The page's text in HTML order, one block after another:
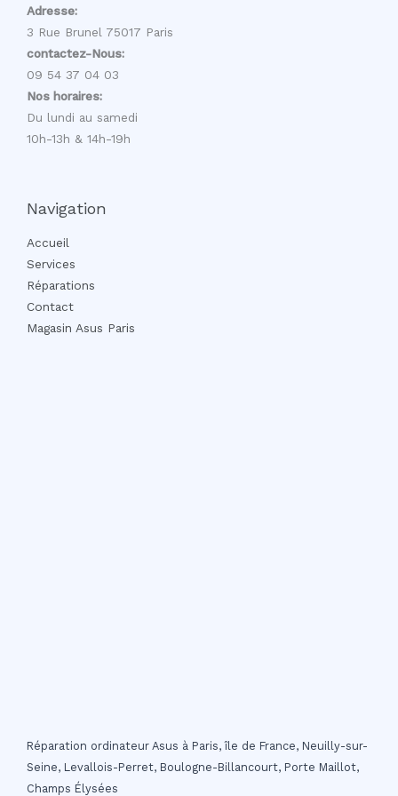
Adresse:
3 Rue Brunel 75017 Paris
contactez-Nous:
09 54 37 04 03
Nos horaires:
Du lundi au samedi
10h-13h & 14h-19h
Navigation
Accueil
Services
Réparations
Contact
Magasin Asus Paris
Réparation ordinateur Asus à Paris, île de France, Neuilly-sur-
Seine, Levallois-Perret, Boulogne-Billancourt, Porte Maillot,
Champs Élysées